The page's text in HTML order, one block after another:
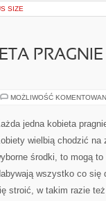
SIZE
MOŻLIWOŚĆ
jedna kobieta
wielbią chodzić
środki, to mogą
wszystko co się
stroić, w takim razie